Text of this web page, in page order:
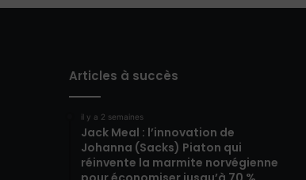
Articles à succès
il y a 2 semaines
Jack Meal : l’innovation de
Johanna (Sacks) Piaton qui
réinvente la marmite norvégienne